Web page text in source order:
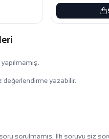
değerlendirme yazabilir.
sorulmamış. İlk soruyu siz